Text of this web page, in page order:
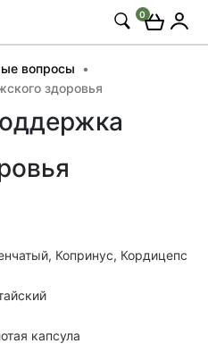
0
вопросы
здоровья
Копринус, Кордицепс
капсула